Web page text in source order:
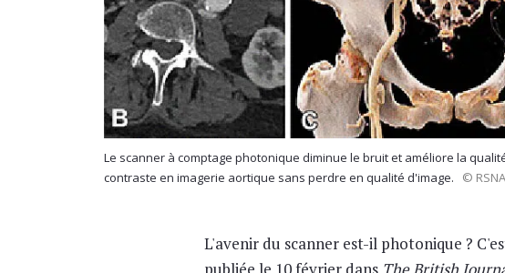
Le scanner à comptage photonique diminue le bruit et améliore la
contraste en imagerie aortique sans perdre en qualité d'image.
© RSNA
L'avenir du scanner est-il photonique ?